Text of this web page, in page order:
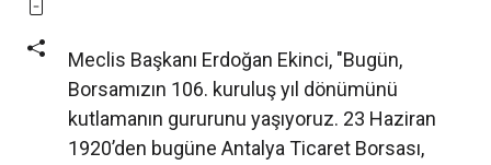
Meclis Başkanı Erdoğan Ekinci, "Bugün,
Borsamızın 106. kuruluş yıl dönümünü
kutlamanın gururunu yaşıyoruz. 23 Haziran
1920’den bugüne Antalya Ticaret Borsası,